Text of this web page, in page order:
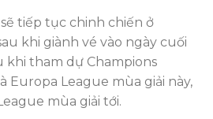
tiếp tục chinh chiến ở
khi giành vé vào ngày cuối
khi tham dự Champions
Europa League mùa giải này,
mùa giải tới.